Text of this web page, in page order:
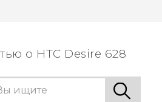
о HTC Desire 628